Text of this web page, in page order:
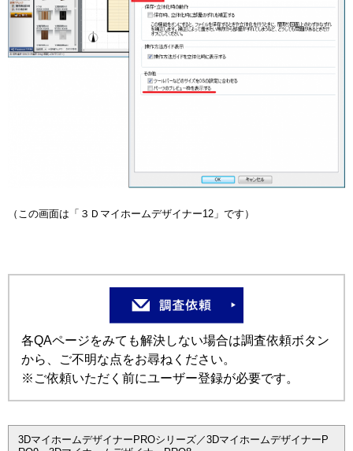
（この画面は「３Ｄマイホームデザイナー12」です）
各QAページをみても解決しない場合は調査依頼ボタン
から、ご不明な点をお尋ねください。
※ご依頼いただく前にユーザー登録が必要です。
3DマイホームデザイナーPROシリーズ／3DマイホームデザイナーP